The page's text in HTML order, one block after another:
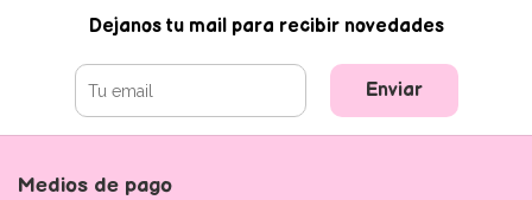
Dejanos tu mail para recibir novedades
Enviar
Medios de pago